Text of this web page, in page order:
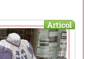
Articol